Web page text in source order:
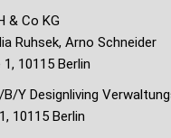
& Co KG
Ruhsek, Arno Schneider
10115 Berlin
Y Designliving
10115 Berlin